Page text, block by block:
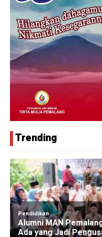
Trending